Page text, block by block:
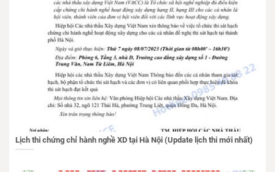
Lịch thi chứng chỉ hành nghề XD tại Hà Nội (Update lịch thi mới nhất)